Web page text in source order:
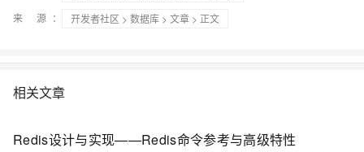
来 源：
开发者社区 > 数据库 > 文章 > 正文
相关文章
Redis设计与实现——Redis命令参考与高级特性